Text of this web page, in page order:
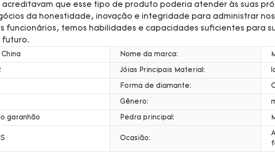
que esse tipo de produto poderia atender às suas
da honestidade, inovação e integridade para administrar
funcionários, temos habilidades e capacidades suficientes para
futuro.
Nome da marca:
Jóias Principais Material:
Forma de diamante:
Gênero:
garanhão Pedra principal:
Ocasião: